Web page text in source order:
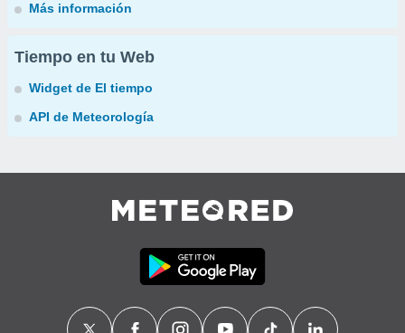
Más información
Tiempo en tu Web
Widget de El tiempo
API de Meteorología